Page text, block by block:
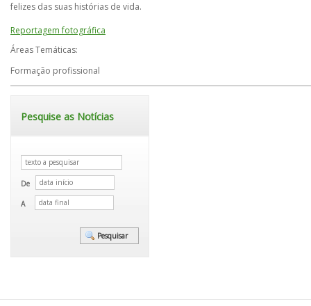
felizes das suas histórias de vida.
Reportagem fotográfica
Áreas Temáticas:
Formação profissional
Pesquise as Notícias
De
A